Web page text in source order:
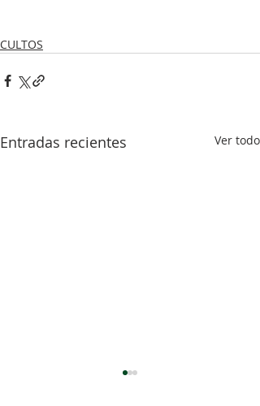
CULTOS
Entradas recientes Ver todo